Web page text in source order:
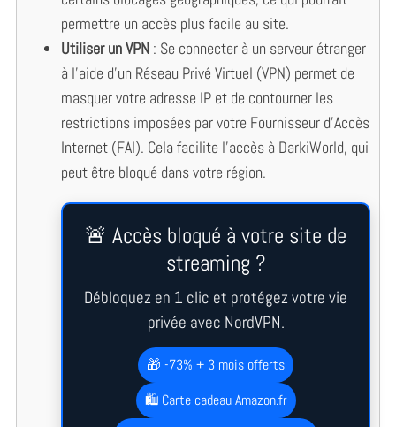
permettre un accès plus facile au site.
Utiliser un VPN: Se connecter à un serveur étranger
à l’aide d’un Réseau Privé Virtuel (VPN) permet de
masquer votre adresse IP et de contourner les
restrictions imposées par votre Fournisseur d’Accès
Internet (FAI). Cela facilite l’accès à DarkiWorld, qui
peut être bloqué dans votre région.
🚨 Accès bloqué à votre site de
streaming ?
Débloquez en 1 clic et protégez votre vie
privée avec NordVPN.
🎁 -73% + 3 mois offerts
🛍️ Carte cadeau Amazon.fr